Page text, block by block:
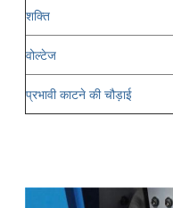
शक्ति
वोल्टेज
प्रभावी काटने की चौड़ाई